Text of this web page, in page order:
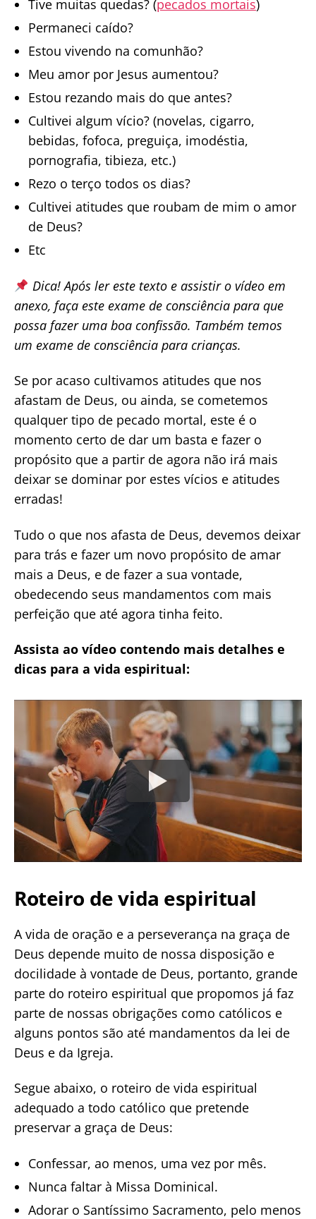
Tive muitas quedas? (pecados mortais)
Permaneci caído?
Estou vivendo na comunhão?
Meu amor por Jesus aumentou?
Estou rezando mais do que antes?
Cultivei algum vício? (novelas, cigarro,
bebidas, fofoca, preguiça, imodéstia,
pornografia, tibieza, etc.)
Rezo o terço todos os dias?
Cultivei atitudes que roubam de mim o amor
de Deus?
Etc
Dica! Após ler este texto e assistir o vídeo em
anexo, faça este exame de consciência para que
possa fazer uma boa confissão. Também temos
um exame de consciência para crianças.
Se por acaso cultivamos atitudes que nos
afastam de Deus, ou ainda, se cometemos
qualquer tipo de pecado mortal, este é o
momento certo de dar um basta e fazer o
propósito que a partir de agora não irá mais
deixar se dominar por estes vícios e atitudes
erradas!
Tudo o que nos afasta de Deus, devemos deixar
para trás e fazer um novo propósito de amar
mais a Deus, e de fazer a sua vontade,
obedecendo seus mandamentos com mais
perfeição que até agora tinha feito.
Assista ao vídeo contendo mais detalhes e
dicas para a vida espiritual:
Roteiro de vida espiritual
A vida de oração e a perseverança na graça de
Deus depende muito de nossa disposição e
docilidade à vontade de Deus, portanto, grande
parte do roteiro espiritual que propomos já faz
parte de nossas obrigações como católicos e
alguns pontos são até mandamentos da lei de
Deus e da Igreja.
Segue abaixo, o roteiro de vida espiritual
adequado a todo católico que pretende
preservar a graça de Deus:
Confessar, ao menos, uma vez por mês.
Nunca faltar à Missa Dominical.
Adorar o Santíssimo Sacramento, pelo menos